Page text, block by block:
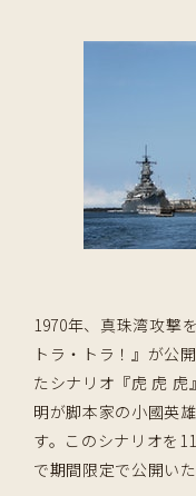
1970年、真珠湾攻撃
トラ・トラ！』が公
たシナリオ『虎 虎
明が脚本家の小國英
す。このシナリオを
で期間限定で公開い